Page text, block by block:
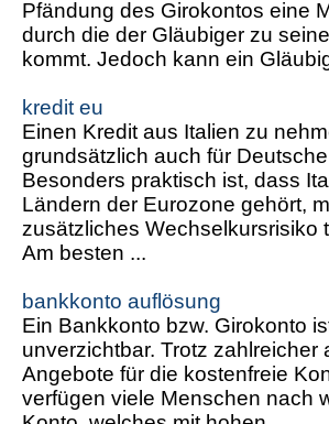
Pfändung des Girokontos eine
durch die der Gläubiger zu
kommt. Jedoch kann ein
kredit eu
Einen Kredit aus Italien zu
grundsätzlich auch für
Besonders praktisch ist, dass
Ländern der Eurozone gehört,
zusätzliches Wechselkursrisiko
Am besten ...
bankkonto auflösung
Ein Bankkonto bzw. Girokonto
unverzichtbar. Trotz zahlreicher
Angebote für die kostenfreie
verfügen viele Menschen nach